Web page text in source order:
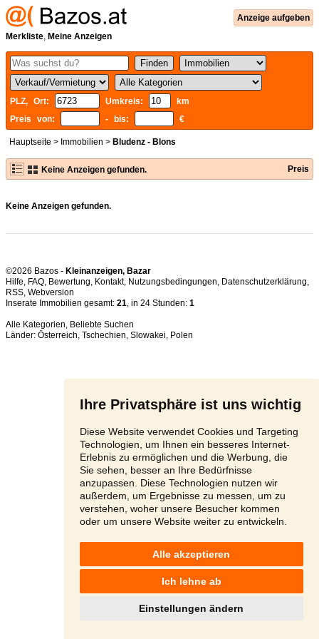
Ihre Privatsphäre ist uns wichtig
Diese Website verwendet Cookies und Targeting
Technologien, um Ihnen ein besseres Internet-
Erlebnis zu ermöglichen und die Werbung, die
Sie sehen, besser an Ihre Bedürfnisse
anzupassen. Diese Technologien nutzen wir
außerdem, um Ergebnisse zu messen, um zu
verstehen, woher unsere Besucher kommen
oder um unsere Website weiter zu entwickeln.
Alle akzeptieren
Ich lehne ab
Einstellungen ändern
Anzeige aufgeben
Merkliste, Meine Anzeigen
PLZ, Ort: Umkreis:
km
Preis von:
- bis: €
Hauptseite > Immobilien > Bludenz - Blons
Keine Anzeigen gefunden. Preis
Keine Anzeigen gefunden.
©2026 Bazos - Kleinanzeigen, Bazar
Hilfe, FAQ, Bewertung, Kontakt, Nutzungsbedingungen, Datenschutzerklärung,
RSS,
Inserate Immobilien gesamt: 21, in 24 Stunden: 1
Alle Kategorien, Beliebte Suchen
Länder: Österreich, Tschechien, Slowakei, Polen